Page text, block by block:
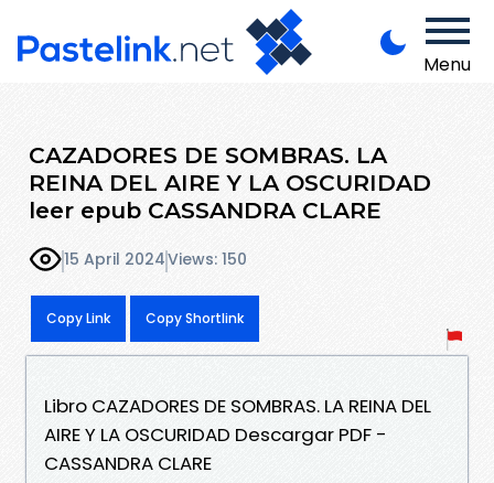
Menu
CAZADORES DE SOMBRAS. LA
REINA DEL AIRE Y LA OSCURIDAD
leer epub CASSANDRA CLARE
15 April 2024Views: 150
Copy Link Copy Shortlink
Libro CAZADORES DE SOMBRAS. LA REINA DEL
AIRE Y LA OSCURIDAD Descargar PDF -
CASSANDRA CLARE